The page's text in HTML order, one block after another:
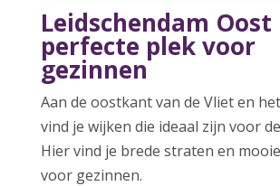
Leidschendam Oost
perfecte plek voor
gezinnen
Aan de oostkant van de Vliet en
vind je wijken die ideaal zijn voor
Hier vind je brede straten en
voor gezinnen.